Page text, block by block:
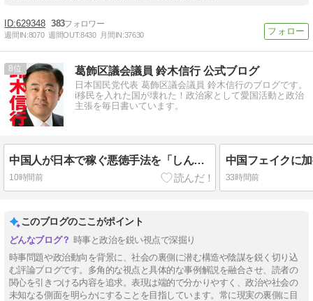
629348 383
週間IN:8070 週間OUT:8430 月間IN:37630
8 葛飾区議会議員 鈴木信行 公式ブログ
日本国民党代表 葛飾区議会議員 鈴木信行のブログです。
i移民を入れた国が壊れた！政治家として愛国活動と政治
主張を毎日書いています。
中国人が日本で稼ぐ悪徳手法を「しんぶん国民」が解説！#葛飾区
10時間前 33時間前
このブログのここがポイント
時事と政治を鋭い視点で深掘り
時事問題や政治動向を背景に、社会の裏側に潜む構造や陰謀を鋭く切り込
む評論ブログです。多角的な視点と具体的な事例解説を融合させ、読者の
関心を引きつける内容を追求。表現は端的で分かりやすく、政治や社会の
未知なる側面を明らかにすることを目指しています。常に現実の裏側に目